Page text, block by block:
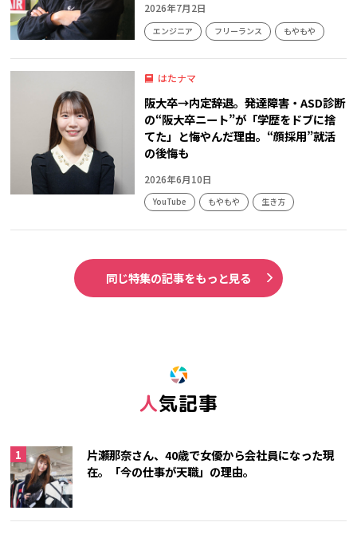
2026年7月2日
エンジニア フリーランス もやもや
はたナマ
阪大卒→内定辞退。発達障害・ASD診断
の“阪大卒ニート”が「学歴をドブに捨
てた」と悔やんだ理由。“顔採用”就活
の後悔も
2026年6月10日
YouTube もやもや 生き方
同じ特集の記事をもっと見る
人気記事
片瀬那奈さん、40歳で女優から会社員になった現
在。「今の仕事が天職」の理由。